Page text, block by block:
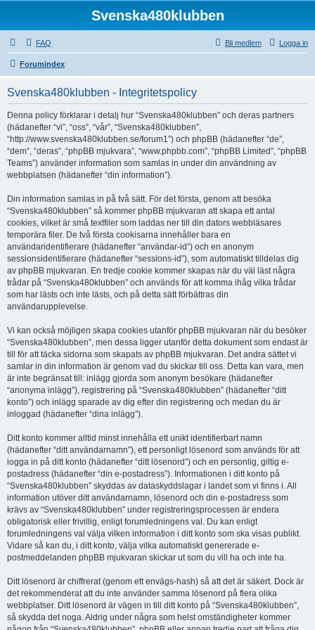
Svenska480klubben
FAQ Logga in
Bli medlem
Forumindex
Svenska480klubben - Integritetspolicy
Denna policy förklarar i detalj hur “Svenska480klubben” och deras partners
(hädanefter “vi”, “oss”, “vår”, “Svenska480klubben”,
“http://www.svenska480klubben.se/forum1”) och phpBB (hädanefter “de”,
“dem”, “deras”, “phpBB mjukvara”, “www.phpbb.com”, “phpBB Limited”, “phpBB
Teams”) använder information som samlas in under din användning av
webbplatsen (hädanefter “din information”).
Din information samlas in på två sätt. För det första, genom att besöka
“Svenska480klubben” så kommer phpBB mjukvaran att skapa ett antal
cookies, vilket är små textfiler som laddas ner till din dators webbläsares
temporära filer. De två första cookisarna innehåller bara en
användaridentifierare (hädanefter “användar-id”) och en anonym
sessionsidentifierare (hädanefter “sessions-id”), som automatiskt tilldelas dig
av phpBB mjukvaran. En tredje cookie kommer skapas när du väl läst några
trådar på “Svenska480klubben” och används för att komma ihåg vilka trådar
som har lästs och inte lästs, och på detta sätt förbättras din
användarupplevelse.
Vi kan också möjligen skapa cookies utanför phpBB mjukvaran när du besöker
“Svenska480klubben”, men dessa ligger utanför detta dokument som endast är
till för att täcka sidorna som skapats av phpBB mjukvaran. Det andra sättet vi
samlar in din information är genom vad du skickar till oss. Detta kan vara, men
är inte begränsat till: inlägg gjorda som anonym besökare (hädanefter
“anonyma inlägg”), registrering på “Svenska480klubben” (hädanefter “ditt
konto”) och inlägg sparade av dig efter din registrering och medan du är
inloggad (hädanefter “dina inlägg”).
Ditt konto kommer alltid minst innehålla ett unikt identifierbart namn
(hädanefter “ditt användarnamn”), ett personligt lösenord som används för att
logga in på ditt konto (hädanefter “ditt lösenord”) och en personlig, giltig e-
postadress (hädanefter “din e-postadress”). Informationen i ditt konto på
“Svenska480klubben” skyddas av dataskyddslagar i landet som vi finns i. All
information utöver ditt användarnamn, lösenord och din e-postadress som
krävs av “Svenska480klubben” under registreringsprocessen är endera
obligatorisk eller frivillig, enligt forumledningens val. Du kan enligt
forumledningens val välja vilken information i ditt konto som ska visas publikt.
Vidare så kan du, i ditt konto, välja vilka automatiskt genererade e-
postmeddelanden phpBB mjukvaran skickar ut som du vill ha och inte ha.
Ditt lösenord är chiffrerat (genom ett envägs-hash) så att det är säkert. Dock är
det rekommenderat att du inte använder samma lösenord på flera olika
webbplatser. Ditt lösenord är vägen in till ditt konto på “Svenska480klubben”,
så skydda det noga. Aldrig under några som helst omständigheter kommer